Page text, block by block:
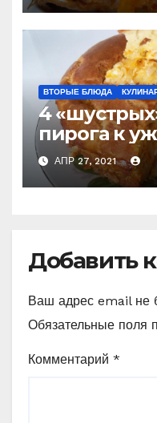
ВТОРЫЕ БЛЮДА
4
пирога к
(слишком
АПР 27, 2021
Добавить
Ваш адрес email не
Обязательные поля
Комментарий *